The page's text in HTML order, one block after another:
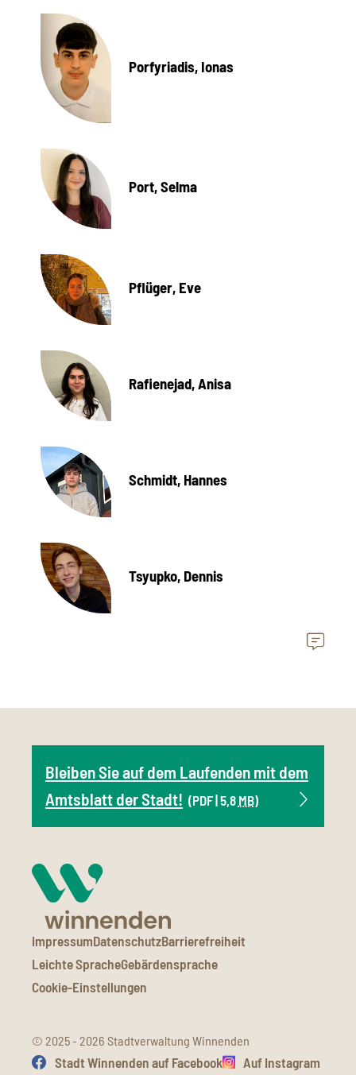
Porfyriadis, Ionas
Port, Selma
Pflüger, Eve
Rafienejad, Anisa
Schmidt, Hannes
Tsyupko, Dennis
Bleiben Sie auf dem Laufenden mit dem
Amtsblatt der Stadt! (PDF | 5,8 MB)
ImpressumDatenschutzBarrierefreiheit
Leichte SpracheGebärdensprache
Cookie-Einstellungen
© 2025 - 2026 Stadtverwaltung Winnenden
Stadt Winnenden auf Facebook Auf Instagram